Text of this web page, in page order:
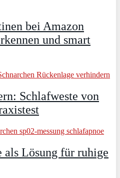
bei Amazon
und smart
Schlafweste von
als Lösung für ruhige